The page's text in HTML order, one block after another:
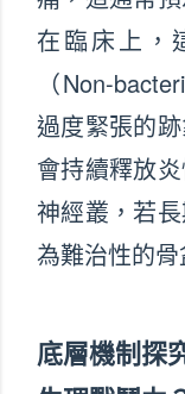
在臨床上，
（Non-
過度緊張的
會持續釋放
神經叢，若
為難治性的
底層機制探